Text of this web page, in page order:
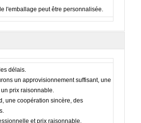
l'emballage peut être personnalisée.
délais.
un approvisionnement suffisant, une
prix raisonnable.
une coopération sincère, des
et prix raisonnable.